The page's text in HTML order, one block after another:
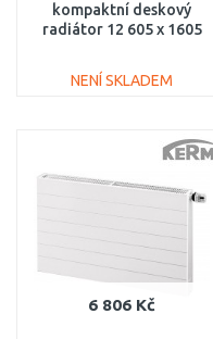
kompaktní deskový
radiátor 12 605 x 1605
NENÍ SKLADEM
6 806 Kč